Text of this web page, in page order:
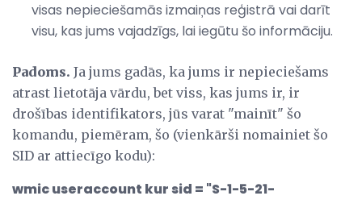
visas nepieciešamās izmaiņas reģistrā vai darīt
visu, kas jums vajadzīgs, lai iegūtu šo informāciju.
Padoms. Ja jums gadās, ka jums ir nepieciešams
atrast lietotāja vārdu, bet viss, kas jums ir, ir
drošības identifikators, jūs varat "mainīt" šo
komandu, piemēram, šo (vienkārši nomainiet šo
SID ar attiecīgo kodu):
wmic useraccount kur sid = "S-1-5-21-